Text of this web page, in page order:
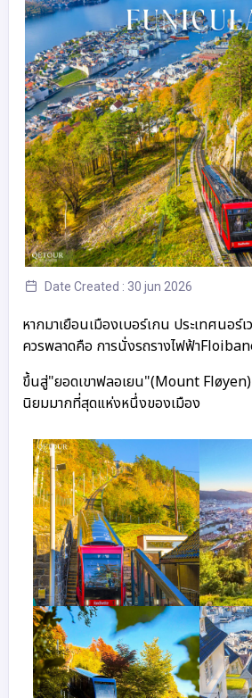
Date Created : 30 jun 2026
หากมาเยือนเมืองเบอร์เกน ประเทศนอร์
ควรพลาดคือ การนั่งรถรางไฟฟ้า
ขึ้นสู่"ยอดเขาฟลอเยน"(Mount Fløyen)
นิยมมากที่สุดแห่งหนึ่งของเมือง